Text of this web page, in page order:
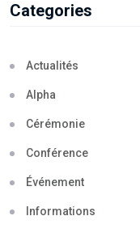
Categories
Actualités
Alpha
Cérémonie
Conférence
Événement
Informations